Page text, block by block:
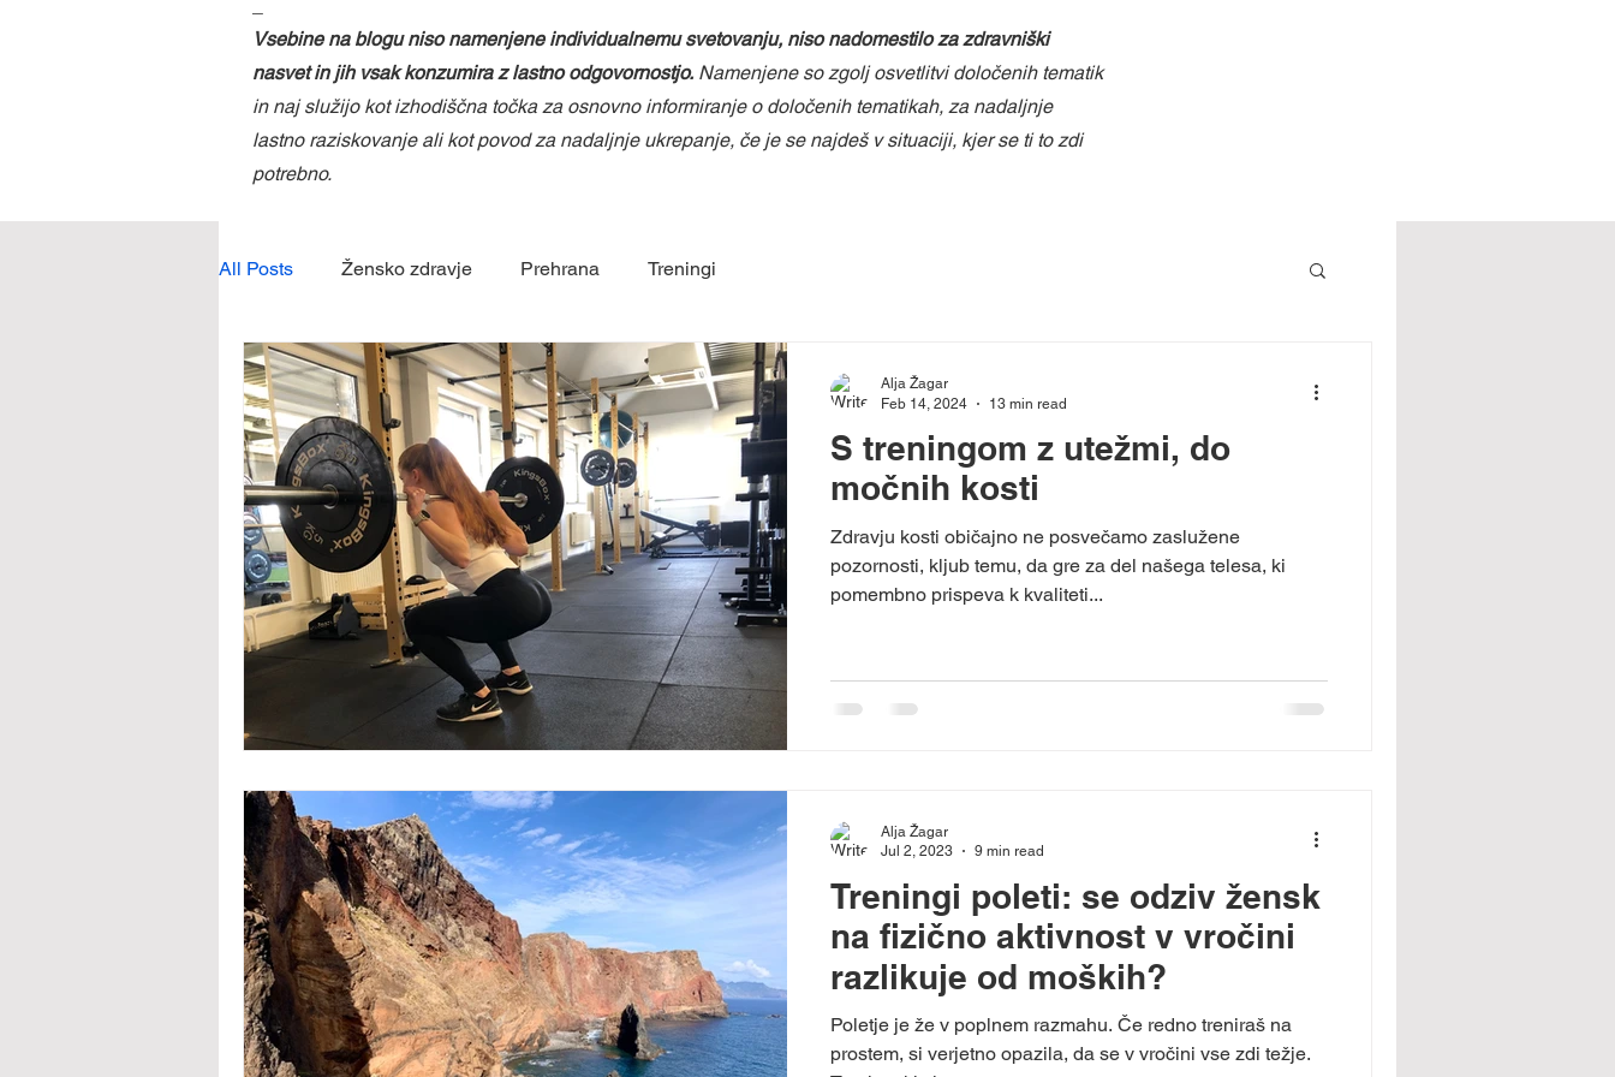
Vsebine na blogu niso namenjene individualnemu svetovanju, niso nadomestilo za zdravniški
nasvet in jih vsak konzumira z lastno odgovornostjo. Namenjene so zgolj osvetlitvi določenih tematik
in naj služijo kot izhodiščna točka za osnovno informiranje o določenih tematikah, za nadaljnje
lastno raziskovanje ali kot povod za nadaljnje ukrepanje, če je se najdeš v situaciji, kjer se ti to zdi
potrebno.
All Posts Žensko zdravje Prehrana Treningi
S treningom z utežmi, do
močnih kosti
Zdravju kosti običajno ne posvečamo zaslužene
pozornosti, kljub temu, da gre za del našega telesa, ki
pomembno prispeva k kvaliteti...
Alja Žagar
Feb 14, 2024
13 min read
Treningi poleti: se odziv žensk
na fizično aktivnost v vročini
razlikuje od moških?
Poletje je že v poplnem razmahu. Če redno treniraš na
prostem, si verjetno opazila, da se v vročini vse zdi težje.
Alja Žagar
Jul 2, 2023
9 min read